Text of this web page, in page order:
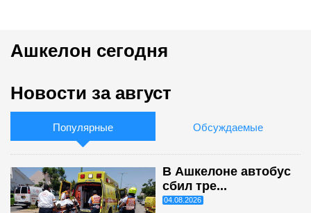
Ашкелон сегодня
Новости за август
Популярные Обсуждаемые
В Ашкелоне автобус
сбил тре...
04.08.2026